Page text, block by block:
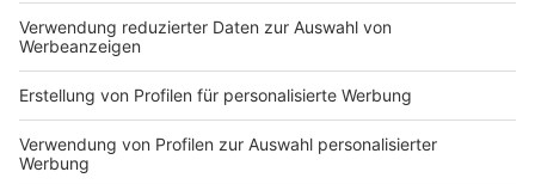
Der Musik-Superstar und die Country-Sängerin, auch
eine Grammy-Gewinnerin, werden die Nationalhymnen
"America the Beautiful" und "Star-Spangled Banner"
vor dem Kick-off singen.
Anzeige